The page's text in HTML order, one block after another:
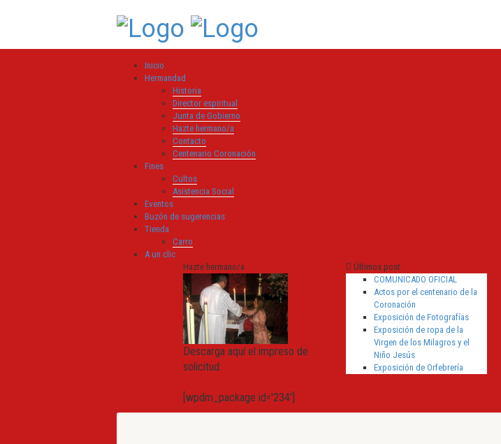
Inicio
Hermandad
Historia
Director espiritual
Junta de Gobierno
Hazte hermano/a
Contacto
Centenario Coronación
Fines
Cultos
Asistencia Social
Eventos
Buzón de sugerencias
Tienda
Carro
A un clic
Hazte hermano/a
Descarga aquí el impreso de
solicitud:
[wpdm_package id='234']
Últimos post
COMUNICADO OFICIAL
Actos por el centenario de la
Coronación
Exposición de Fotografías
Exposición de ropa de la
Virgen de los Milagros y el
Niño Jesús
Exposición de Orfebrería